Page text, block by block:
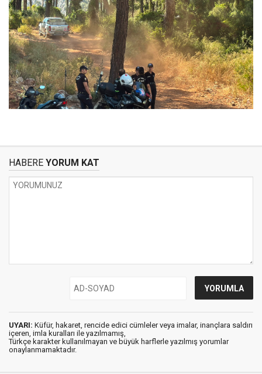
HABERE YORUM KAT
UYARI: Küfür, hakaret, rencide edici cümleler veya imalar, inançlara saldırı
içeren, imla kuralları ile yazılmamış,
Türkçe karakter kullanılmayan ve büyük harflerle yazılmış yorumlar
onaylanmamaktadır.